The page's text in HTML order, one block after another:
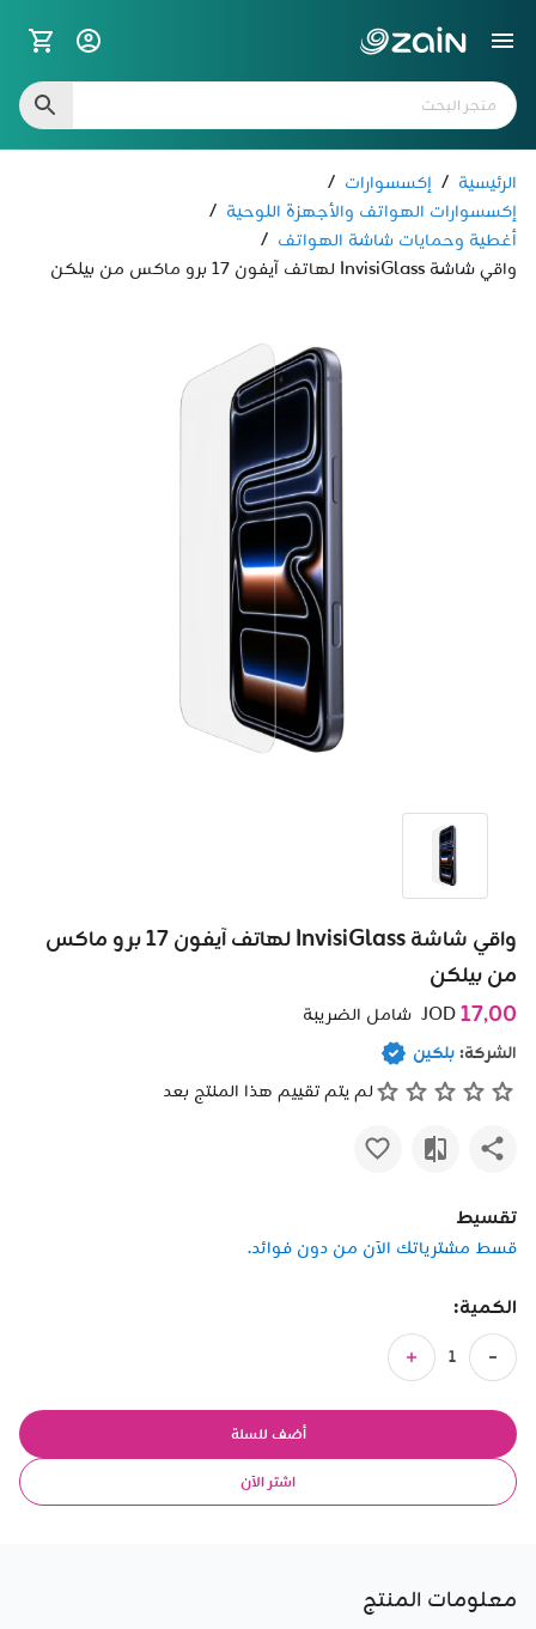
الرئيسية / إكسسوارات /
إكسسوارات الهواتف والأجهزة اللوحية /
أغطية وحمايات شاشة الهواتف /
واقي شاشة InvisiGlass لهاتف آيفون 17 برو ماكس من بيلكن
واقي شاشة InvisiGlass لهاتف آيفون 17 برو ماكس
من بيلكن
17٫00
شامل الضريبة
الشركة:بلكين
لم يتم تقييم هذا المنتج بعد
تقسيط
قسط مشترياتك الآن من دون فوائد.
الكمية:
أضف للسلة
اشتر الآن
معلومات المنتج